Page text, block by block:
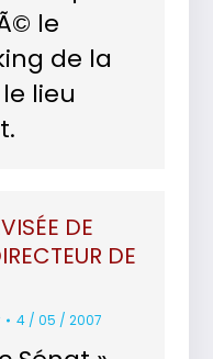
le
de la
lieu
DE
DE
4 / 05 / 2007